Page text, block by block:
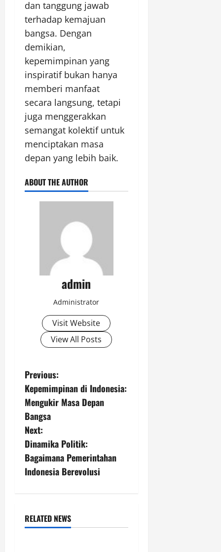
dan tanggung jawab
terhadap kemajuan
bangsa. Dengan
demikian,
kepemimpinan yang
inspiratif bukan hanya
memberi manfaat
secara langsung, tetapi
juga menggerakkan
semangat kolektif untuk
menciptakan masa
depan yang lebih baik.
ABOUT THE AUTHOR
admin
Administrator
Visit Website
View All Posts
P
o
s
t
n
a
i
Previous:
Kepemimpinan di Indonesia:
Mengukir Masa Depan
Bangsa
Next:
Dinamika Politik:
Bagaimana Pemerintahan
Indonesia Berevolusi
RELATED NEWS
Uncategorized